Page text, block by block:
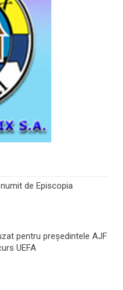
de Episcopia
pentru preşedintele AJF
UEFA